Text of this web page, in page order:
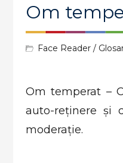
Om
Face Reader/
Om temperat –
auto-reținere și
moderație.